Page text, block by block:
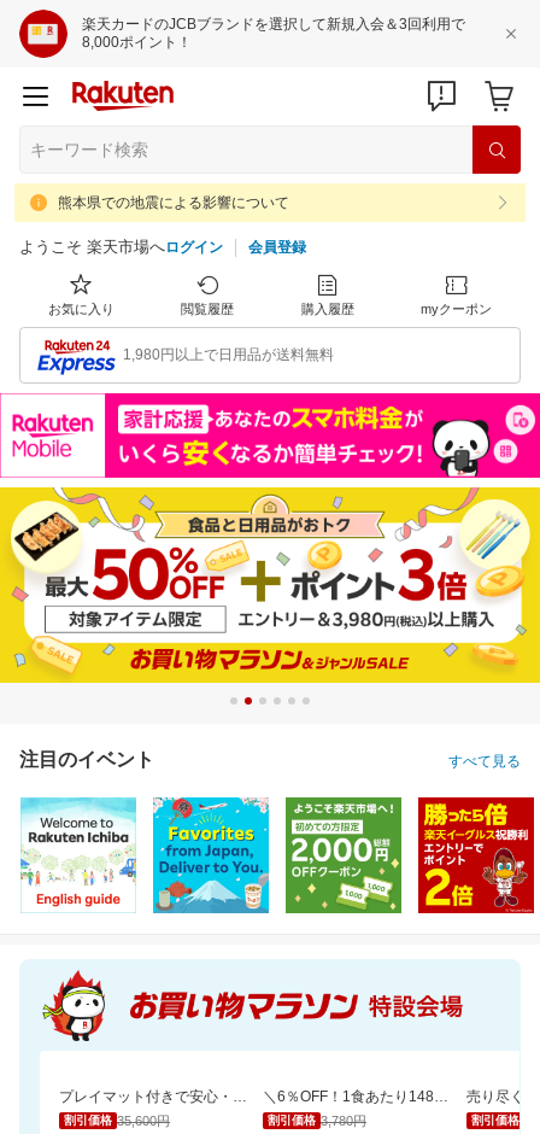
楽天カードのJCBブランドを選択して新規入会＆3回利用で
8,000ポイント！
熊本県での地震による影響について
ようこそ 楽天市場へログイン 会員登録
お気に入り 閲覧履歴 購入履歴 myクーポン
1,980円以上で日用品が送料無料
注目のイベント すべて見る
プレイマット付きで安心・快適な遊び空間
割引価格 35,600円
＼6％OFF！1食あたり148円／エコ梱包！パックご飯 180g×24食
割引価格 3,780円 割引価格